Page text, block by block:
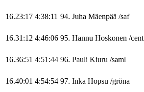
16.23:17 4:38:11 94. Juha Mäenpää /saf
16.31:12 4:46:06 95. Hannu Hoskonen /cent
16.36:51 4:51:44 96. Pauli Kiuru /saml
16.40:01 4:54:54 97. Inka Hopsu /gröna